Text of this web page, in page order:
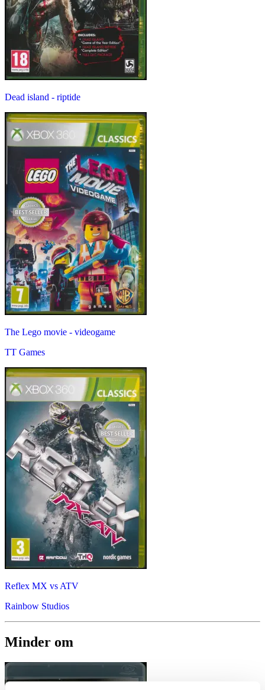
Dead island - riptide
The Lego movie - videogame
TT Games
Reflex MX vs ATV
Rainbow Studios
Minder om